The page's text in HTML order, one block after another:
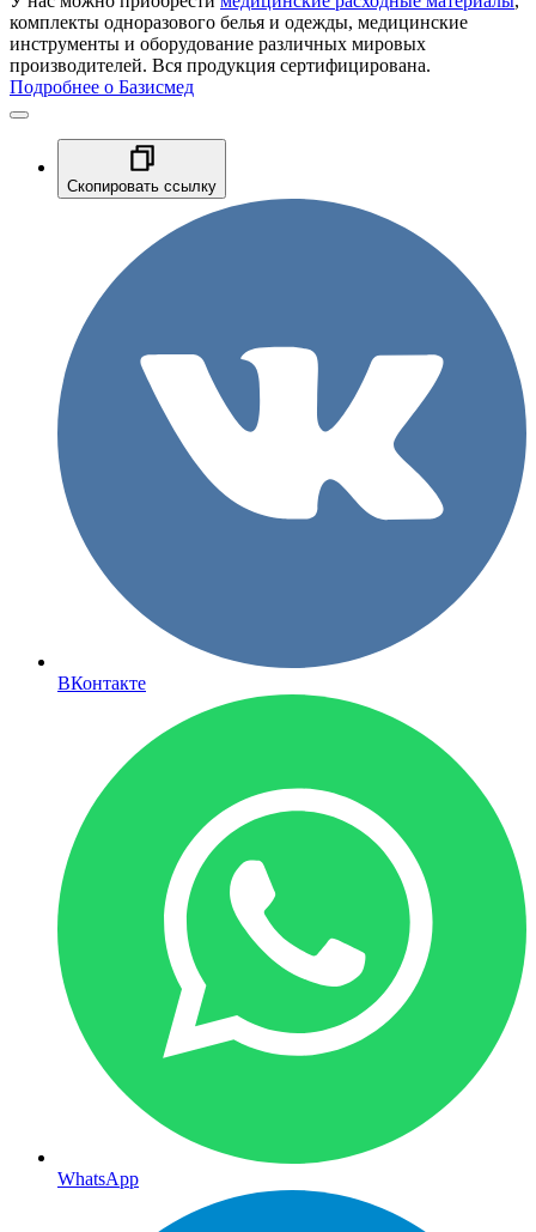
комплекты одноразового белья и одежды, медицинские
инструменты и оборудование различных мировых
производителей. Вся продукция сертифицирована.
Подробнее о Базисмед
Скопировать ссылку
ВКонтакте
WhatsApp